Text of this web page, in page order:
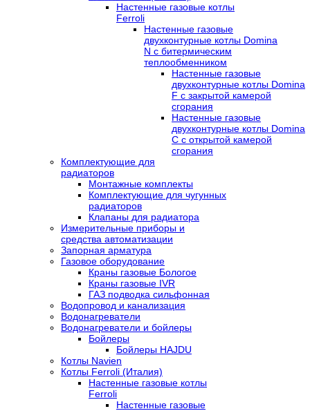
Настенные газовые котлы
Ferroli
Настенные газовые
двухконтурные котлы Domina
N с битермическим
теплообменником
Настенные газовые
двухконтурные котлы Domina
F с закрытой камерой
сгорания
Настенные газовые
двухконтурные котлы Domina
C с открытой камерой
сгорания
Комплектующие для
радиаторов
Монтажные комплекты
Комплектующие для чугунных
радиаторов
Клапаны для радиатора
Измерительные приборы и
средства автоматизации
Запорная арматура
Газовое оборудование
Краны газовые Бологое
Краны газовые IVR
ГАЗ подводка сильфонная
Водопровод и канализация
Водонагреватели
Водонагреватели и бойлеры
Бойлеры
Бойлеры HAJDU
Котлы Navien
Котлы Ferroli (Италия)
Настенные газовые котлы
Ferroli
Настенные газовые